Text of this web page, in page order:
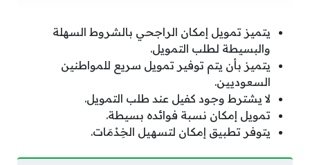
يتميز تمويل إمكان الراجحي بالشروط السهلة
والبسيطة لطلب التمويل.
يتميز بأن يتم توفير تمويل سريع للمواطنين
السعوديين.
لا يشترط وجود كفيل عند طلب التمويل.
تمويل إمكان نسبة فوائده بسيطة.
يتوفر تطبيق إمكان لتسهيل الخِدْمَات.